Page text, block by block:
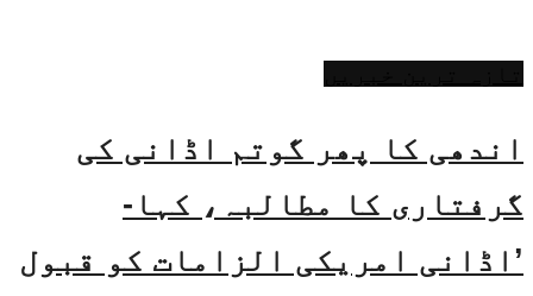
اندھی کا پھر گوتم اڈانی کی
گرفتاری کا مطالبہ، کہا-
’اڈانی امریکی الزامات کو قبول